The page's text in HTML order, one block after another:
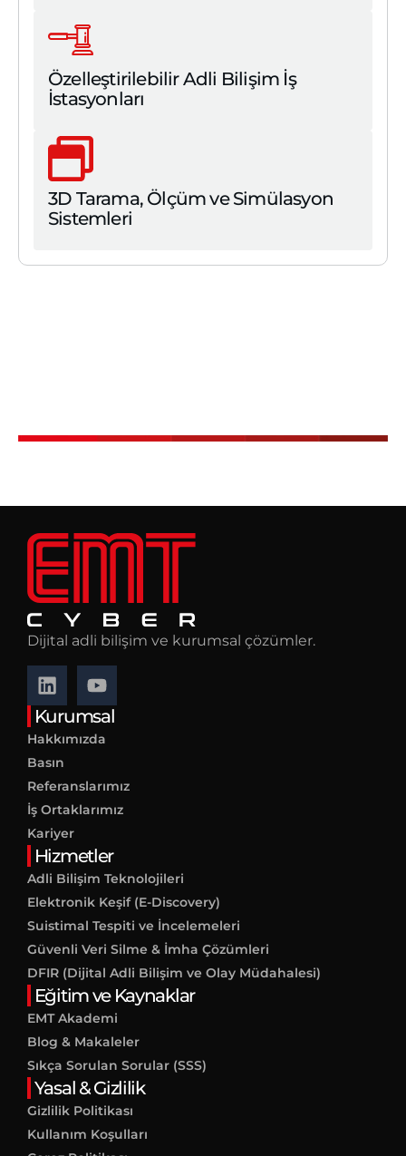
Özelleştirilebilir Adli Bilişim İş
İstasyonları
3D Tarama, Ölçüm ve Simülasyon
Sistemleri
Dijital adli bilişim ve kurumsal çözümler.
Kurumsal
Hakkımızda
Basın
Referanslarımız
İş Ortaklarımız
Kariyer
Hizmetler
Adli Bilişim Teknolojileri
Elektronik Keşif (E-Discovery)
Suistimal Tespiti ve İncelemeleri
Güvenli Veri Silme & İmha Çözümleri
DFIR (Dijital Adli Bilişim ve Olay Müdahalesi)
Eğitim ve Kaynaklar
EMT Akademi
Blog & Makaleler
Sıkça Sorulan Sorular (SSS)
Yasal & Gizlilik
Gizlilik Politikası
Kullanım Koşulları